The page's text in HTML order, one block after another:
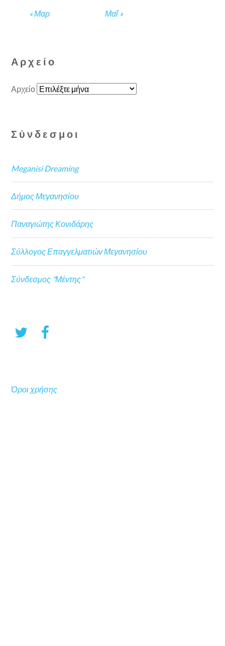
« Μαρ Μαΐ »
Αρχείο
Αρχείο
Σύνδεσμοι
Meganisi Dreaming
Δήμος Μεγανησίου
Παναγιώτης Κονιδάρης
Σύλλογος Επαγγελματιών Μεγανησίου
Σύνδεσμος "Μέντης"
Όροι χρήσης